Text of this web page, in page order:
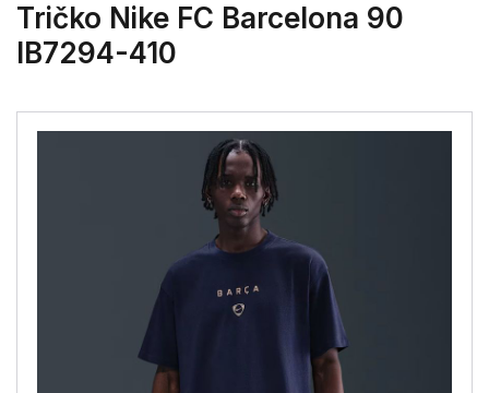
Tričko Nike FC Barcelona 90
IB7294-410